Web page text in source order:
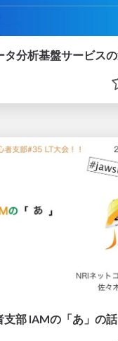
支部 IAMの「あ」の話